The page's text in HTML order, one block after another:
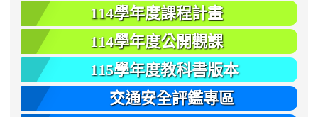
114學年度課程計畫
114學年度公開觀課
115學年度教科書版本
交通安全評鑑專區